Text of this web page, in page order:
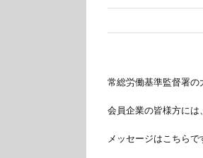
常総労働基準監督署の
会員企業の皆様方に
メッセージはこちらで